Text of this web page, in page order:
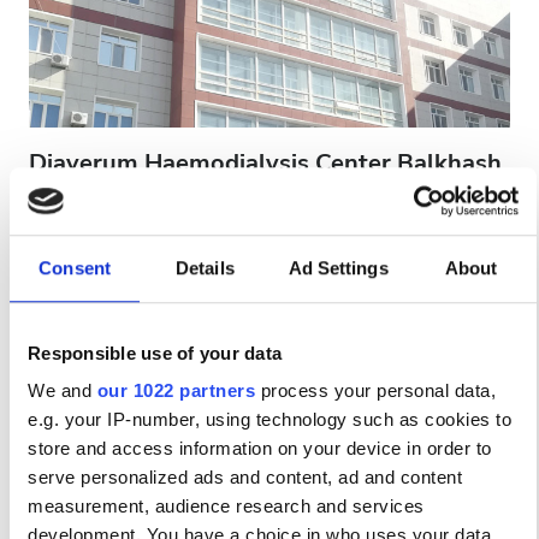
Consent Details Ad Settings About
Responsible use of your data
We and our 1022 partners process your personal data,
e.g. your IP-number, using technology such as cookies to
store and access information on your device in order to
serve personalized ads and content, ad and content
measurement, audience research and services
Ασθενείς με Ηπατίτιδα B
Ασθενείς με Ηπατίτιδα C
Παροχές
Δωρεάν WiFi
Τηλεοπτικές Οθόνες
Δωρεάν Μεταφορά
Δωρεάν Στάθμευση
Diaverum Haemodialysis Center Balkhash
Balkhash, Kazakhstan
1.1 χλμ από το κέντρο της πόλης
Αναψυκτικά Δωρεάν WiFi
Δωρεάν Μεταφορά
Ανά θεραπεία
Αιμοκάθαρση HD €140
Αιμοκάθαρση HDF €160
Κράτηση